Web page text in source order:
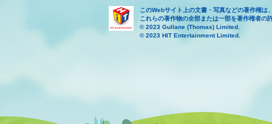
このWebサイト上の文書・写真などの著作権は
これらの著作物の全部または一部を著作権者の
© 2023 Gullane (Thomas) Limited.
© 2023 HIT Entertainment Limited.